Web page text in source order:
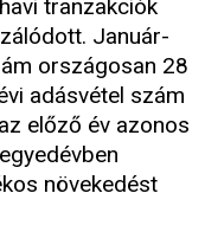
tranzakciók
Január-
országosan 28
adásvétel szám
előző év azonos
növekedést